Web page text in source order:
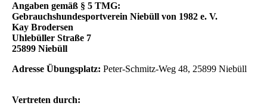
Angaben gemäß § 5 TMG:
Gebrauchshundesportverein Niebüll von 1982 e. V.
Kay Brodersen
Uhlebüller Straße 7
25899 Niebüll
Adresse Übungsplatz: Peter-Schmitz-Weg 48, 25899 Niebüll
Vertreten durch: